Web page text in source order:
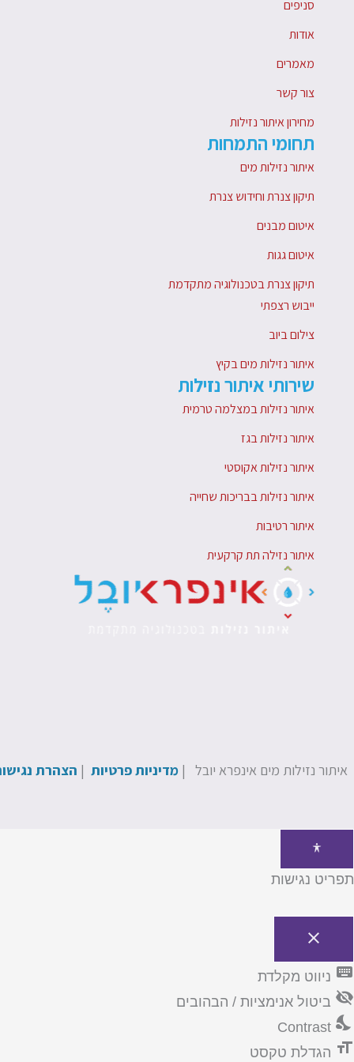
סניפים
אודות
מאמרים
צור קשר
מחירון איתור נזילות
תחומי התמחות
איתור נזילות מים
תיקון צנרת וחידוש צנרת
איטום מבנים
איטום גגות
תיקון צנרת בטכנולוגיה מתקדמת
ייבוש רצפתי
צילום ביוב
איתור נזילות מים בקיץ
שירותי איתור נזילות
איתור נזילות במצלמה טרמית
איתור נזילות בגז
איתור נזילות אקוסטי
איתור נזילות בבריכות שחייה
איתור רטיבות
איתור נזילה תת קרקעית
איתור נזילות מים אינפרא יובל | מדיניות פרטיות | הצהרת
תפריט נגישות
close
של
תפריט
הנגישות
keyboard ניווט מקלדת
visibility_off ביטול אנימציות / הבהובים
nights_stay
Contrast
format_size הגדלת טקסט